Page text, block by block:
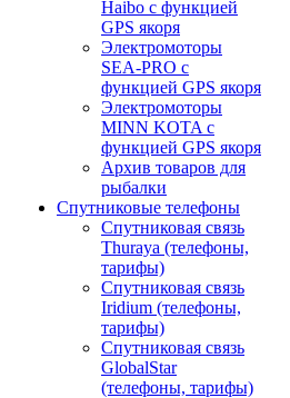
Haibo с функцией
GPS якоря
Электромоторы
SEA-PRO с
функцией GPS якоря
Электромоторы
MINN KOTA с
функцией GPS якоря
Архив товаров для
рыбалки
Спутниковые телефоны
Спутниковая связь
Thuraya (телефоны,
тарифы)
Спутниковая связь
Iridium (телефоны,
тарифы)
Спутниковая связь
GlobalStar
(телефоны, тарифы)